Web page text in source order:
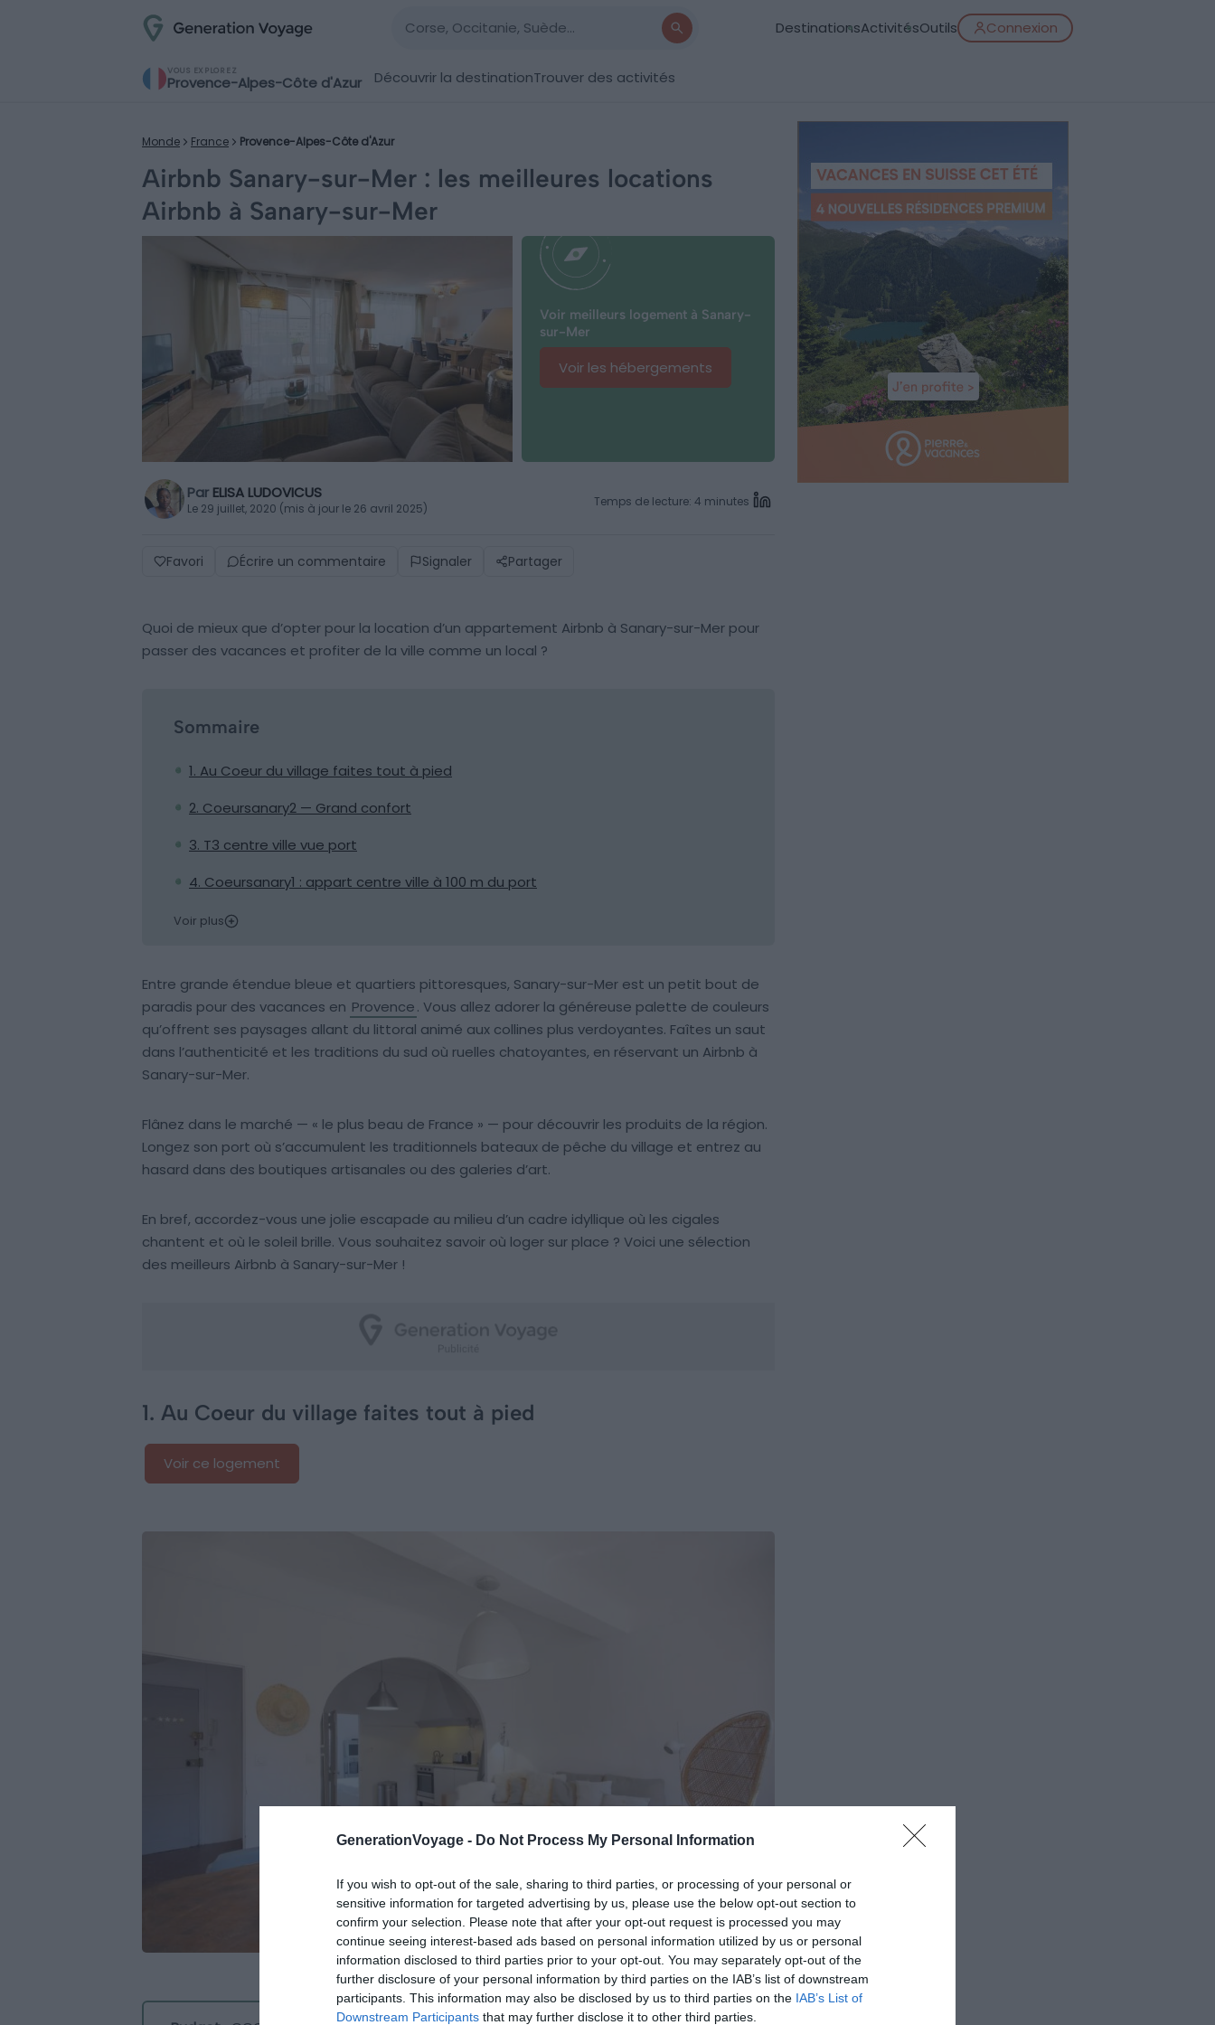
GenerationVoyage - Do Not Process My Personal Information
If you wish to opt-out of the sale, sharing to third parties, or processing of your personal or
sensitive information for targeted advertising by us, please use the below opt-out section to
confirm your selection. Please note that after your opt-out request is processed you may
continue seeing interest-based ads based on personal information utilized by us or personal
information disclosed to third parties prior to your opt-out. You may separately opt-out of the
further disclosure of your personal information by third parties on the IAB’s list of downstream
participants. This information may also be disclosed by us to third parties on the IAB’s List of
Downstream Participants that may further disclose it to other third parties.
DestinationsActivitésOutils Connexion
VOUS EXPLOREZ
Provence-Alpes-Côte d'Azur Découvrir la destinationTrouver des activités
Monde France Provence-Alpes-Côte d'Azur
Airbnb Sanary-sur-Mer : les meilleures locations
Airbnb à Sanary-sur-Mer
Voir meilleurs logement à Sanary-
sur-Mer
Voir les hébergements
Par ELISA LUDOVICUS
Le 29 juillet, 2020 (mis à jour le 26 avril 2025) Temps de lecture: 4 minutes
Favori Écrire un commentaire Signaler Partager
Quoi de mieux que d’opter pour la location d’un appartement Airbnb à Sanary-sur-Mer pour
passer des vacances et profiter de la ville comme un local ?
Sommaire
1. Au Coeur du village faites tout à pied
2. Coeursanary2 — Grand confort
3. T3 centre ville vue port
4. Coeursanary1 : appart centre ville à 100 m du port
Voir plus
Entre grande étendue bleue et quartiers pittoresques, Sanary-sur-Mer est un petit bout de
paradis pour des vacances en Provence. Vous allez adorer la généreuse palette de couleurs
qu’offrent ses paysages allant du littoral animé aux collines plus verdoyantes. Faîtes un saut
dans l’authenticité et les traditions du sud où ruelles chatoyantes, en réservant un Airbnb à
Sanary-sur-Mer.
Flânez dans le marché — « le plus beau de France » — pour découvrir les produits de la région.
Longez son port où s’accumulent les traditionnels bateaux de pêche du village et entrez au
hasard dans des boutiques artisanales ou des galeries d’art.
En bref, accordez-vous une jolie escapade au milieu d’un cadre idyllique où les cigales
chantent et où le soleil brille. Vous souhaitez savoir où loger sur place ? Voici une sélection
des meilleurs Airbnb à Sanary-sur-Mer !
1. Au Coeur du village faites tout à pied
Voir ce logement
Crédit photo :Airbnb